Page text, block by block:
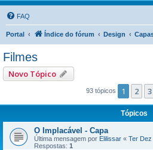
FAQ
Portal Índice do fórum Design
Filmes
Novo Tópico
93 tópicos 1 2 3
Tópicos
O Implacável - Capa
Última mensagem por Elilissar « Ter Dez
Respostas: 1